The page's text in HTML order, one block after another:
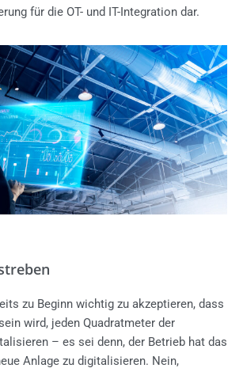
für die OT- und IT-Integration dar.
zu Beginn wichtig zu akzeptieren, dass
wird, jeden Quadratmeter der
– es sei denn, der Betrieb hat das
Anlage zu digitalisieren. Nein,